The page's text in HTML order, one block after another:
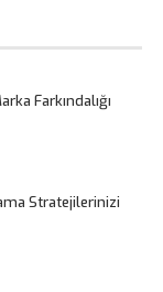
Farkındalığı
Stratejilerinizi